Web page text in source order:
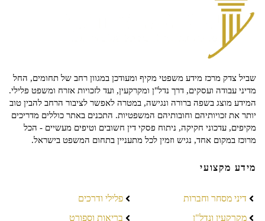
שביל צדק מרכז מידע משפטי מקיף ומעודכן במגוון רחב של תחומים, החל
מדיני עבודה ועסקים, דרך נדל"ן ומקרקעין, ועד לזכויות אזרח ומשפט פלילי.
המידע מוצג בשפה ברורה ונגישה, במטרה לאפשר לציבור הרחב להבין טוב
יותר את זכויותיהם וחובותיהם המשפטיות. התכנים באתר כוללים מדריכים
מקיפים, עדכוני חקיקה, ניתוח פסקי דין חשובים וטיפים מעשיים - הכל
מרוכז במקום אחד, נגיש וזמין לכל מתעניין בתחום המשפט בישראל.
מידע מקצועי
דיני מסחר וחברות
מקרקעין ונדל"ן
פלילי ודרכים
בריאות וספורט